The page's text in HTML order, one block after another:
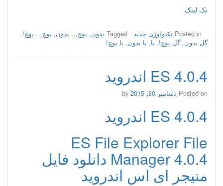
بک لینک
Posted in تکنولوژی جدید Tagged بدون, پوچ… بدون, پوچ… پوچ!,
گل بدون,گل پوچ!, یا, یا بدون, یا پوچ!
ES 4.0.4 اندروید
Posted on دسامبر 30, 2015
ES 4.0.4 اندروید
ES File Explorer File
Manager 4.0.4 دانلود فایل
منیجر ای اس اندروید